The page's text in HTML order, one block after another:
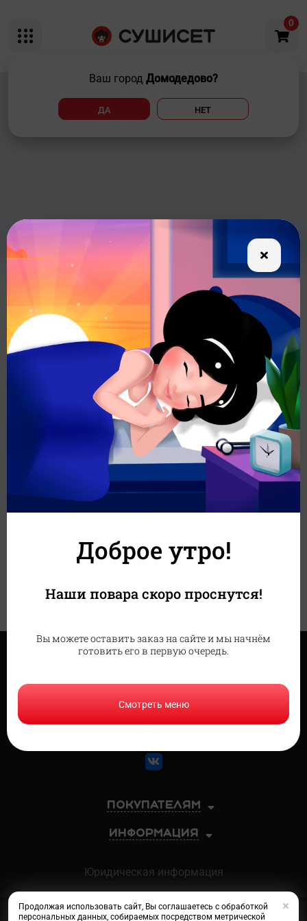
0
Ваш город Домодедово?
ДА НЕТ
Калифорния спайси
Немножко остренькая, но Калифорния
Рис, нори, икра масаго, снежный краб, майонез, огурец, соус
унаги, соус спайси.
ПОДАЁТСЯ БЕЗ СОЕВОГО СОУСА, ИМБИРЯ И ВАСАБИ!
Вес
213 г
Жиры
10 г
Углеводы
44 г
Калорийность
314 кКал
В корзину
Покупателям
Информация
Доставкав Домодедово
8 (925) 086-77-28
Юридическая информация
Сеть магазинов «СУШИСЕТ»
Доброе утро!
Наши повара скоро проснутся!
Вы можете оставить заказ на сайте и мы начнём
готовить его в первую очередь.
Смотреть меню
Продолжая использовать сайт, Вы соглашаетесь с обработкой
персональных данных, собираемых посредством метрической